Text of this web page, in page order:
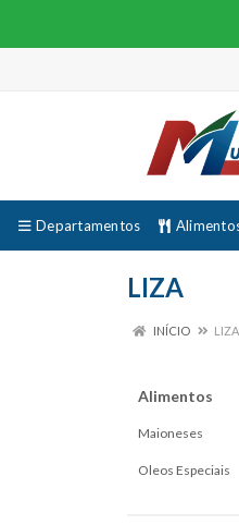
Departamentos
LIZA
INÍCIO LIZA
Alimentos
Maioneses
Oleos Especiais